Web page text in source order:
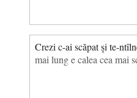
Crezi c-ai scăpat şi te-
mai lung e calea cea mai